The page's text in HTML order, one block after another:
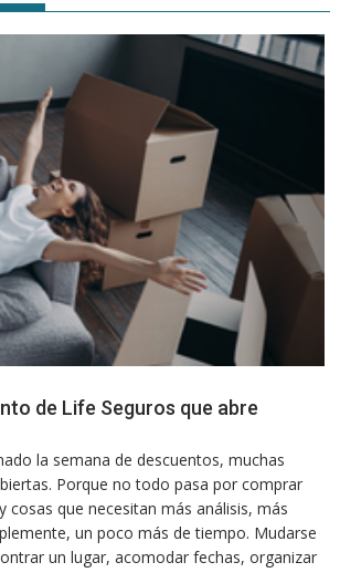
de Life Seguros que abre
la semana de descuentos, muchas
Porque no todo pasa por comprar
cosas que necesitan más análisis, más
un poco más de tiempo. Mudarse
un lugar, acomodar fechas, organizar